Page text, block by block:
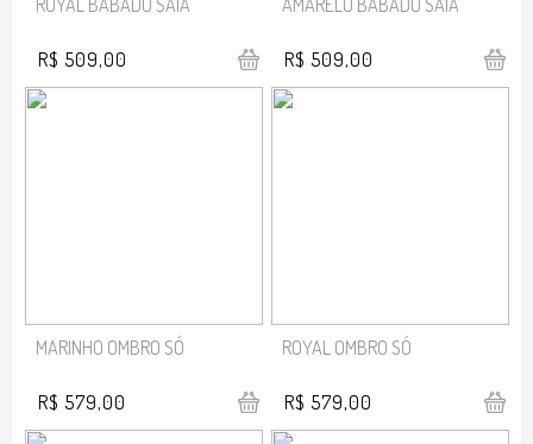
ROYAL BABADO SAIA
R$ 509,00
AMARELO BABADO SAIA
R$ 509,00
MARINHO OMBRO SÓ
R$ 579,00
ROYAL OMBRO SÓ
R$ 579,00